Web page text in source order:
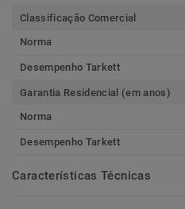
Classificação Comercial
Norma
Desempenho Tarkett
Garantia Residencial (em anos)
Norma
Desempenho Tarkett
Características Técnicas